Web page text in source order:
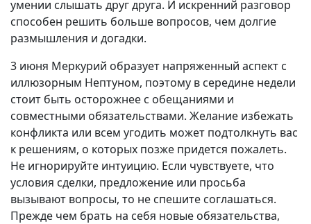
умении слышать друг друга. И искренний разговор
способен решить больше вопросов, чем долгие
размышления и догадки.
3 июня Меркурий образует напряженный аспект с
иллюзорным Нептуном, поэтому в середине недели
стоит быть осторожнее с обещаниями и
совместными обязательствами. Желание избежать
конфликта или всем угодить может подтолкнуть вас
к решениям, о которых позже придется пожалеть.
Не игнорируйте интуицию. Если чувствуете, что
условия сделки, предложение или просьба
вызывают вопросы, то не спешите соглашаться.
Прежде чем брать на себя новые обязательства,